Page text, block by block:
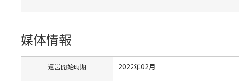
媒体情報
運営開始時期 2022年02月